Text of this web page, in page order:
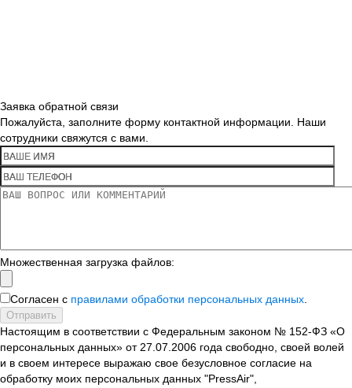
Заявка обратной связи
Пожалуйста, заполните форму контактной информации. Наши
сотрудники свяжутся с вами.
Множественная загрузка файлов:
Согласен с правилами обработки персональных данных
Отправить
Настоящим в соответствии с Федеральным законом № 152-ФЗ «О
персональных данных» от 27.07.2006 года свободно, своей волей
и в своем интересе выражаю свое безусловное согласие на
обработку моих персональных данных "PressAir",